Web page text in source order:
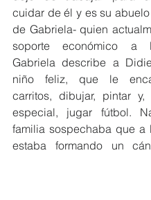
cuidar de él y es su
de Gabriela- quien
soporte económico a
Gabriela describe a
niño feliz, que le
carritos, dibujar, pintar y,
especial, jugar fútbol.
familia sospechaba que a
estaba formando un